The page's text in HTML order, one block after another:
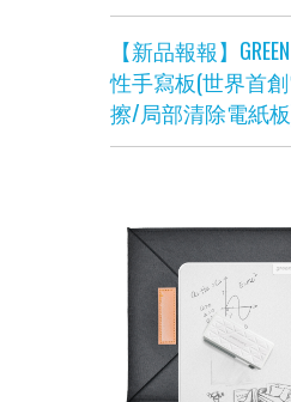
【新品報報】
性手寫板(世界首
擦/局部清除電紙